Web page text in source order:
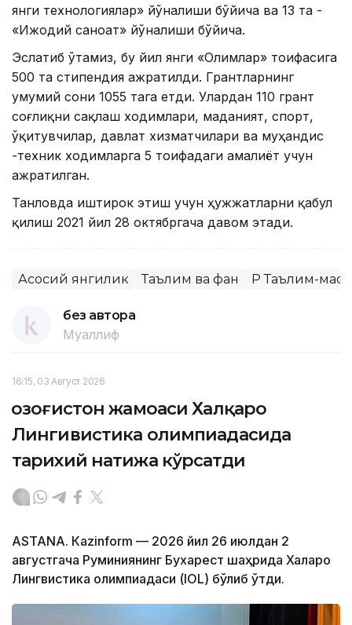
янги технологиялар» йўналиши бўйича ва 13 та -
«Ижодий саноат» йўналиши бўйича.
Эслатиб ўтамиз, бу йил янги «Олимлар» тоифасига
500 та стипендия ажратилди. Грантларнинг
умумий сони 1055 тага етди. Улардан 110 грант
соғлиқни сақлаш ходимлари, маданият, спорт,
ўқитувчилар, давлат хизматчилари ва муҳандис
-техник ходимларга 5 тоифадаги амалиёт учун
ажратилган.
Танловда иштирок этиш учун ҳужжатларни қабул
қилиш 2021 йил 28 октябргача давом этади.
Асосий янгилик Таълим ва фан ҚР Таълим-
без автора
Муаллиф
16:15, 03 Август 2026
Қозоғистон жамоаси Халқаро
Лингивистика олимпиадасида
тарихий натижа кўрсатди
ASTANА. Кazinform — 2026 йил 26 июлдан 2
августгача Руминиянинг Бухарест шаҳрида Халқаро
Лингвистика олимпиадаси (IOL) бўлиб ўтди.